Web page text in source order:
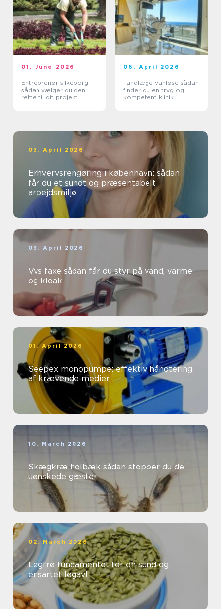
01. June 2026
Entreprenør silkeborg
sådan vælger du den
rette til dit projekt
06. April 2026
Tandlæge vanløse sådan
finder du en tryg og
kompetent klinik
03. April 2026
Erhvervsrengøring i københavn: sådan
får du et sundt og præsentabelt
arbejdsmiljø
03. April 2026
Vvs faxe sådan får du styr på vand, varme
og kloak
01. April 2026
Seepex monopumpe: effektiv håndtering
af krævende medier
10. March 2026
Skægkræ holbæk sådan stopper du de
uønskede gæster
02. March 2026
Løgfrø fundamentet for en sund og
ensartet løgavl